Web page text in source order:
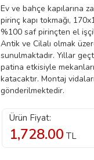
Ev ve bahçe kapılarına
pirinç kapı tokmağı,
%100 saf pirinçten el
Antik ve Cilalı olmak
sunulmaktadır. Yıllar
patina etkisiyle
katacaktır. Montaj
gönderilmektedir.
Ürün Fiyat:
1,728.00 TL